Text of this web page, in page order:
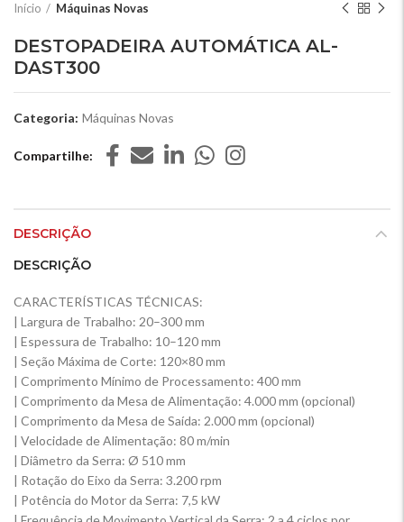
Início Máquinas Novas
DESTOPADEIRA AUTOMÁTICA AL-
DAST300
Categoria: Máquinas Novas
Compartilhe
DESCRIÇÃO
DESCRIÇÃO
CARACTERÍSTICAS TÉCNICAS:
| Largura de Trabalho: 20–300 mm
| Espessura de Trabalho: 10–120 mm
| Seção Máxima de Corte: 120×80 mm
| Comprimento Mínimo de Processamento: 400 mm
| Comprimento da Mesa de Alimentação: 4.000 mm (opcional)
| Comprimento da Mesa de Saída: 2.000 mm (opcional)
| Velocidade de Alimentação: 80 m/min
| Diâmetro da Serra: Ø 510 mm
| Rotação do Eixo da Serra: 3.200 rpm
| Potência do Motor da Serra: 7,5 kW